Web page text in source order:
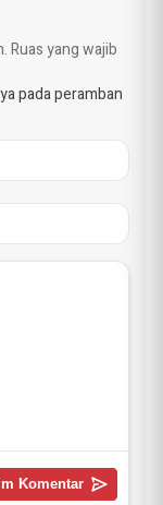
Ruas yang wajib
pada peramban